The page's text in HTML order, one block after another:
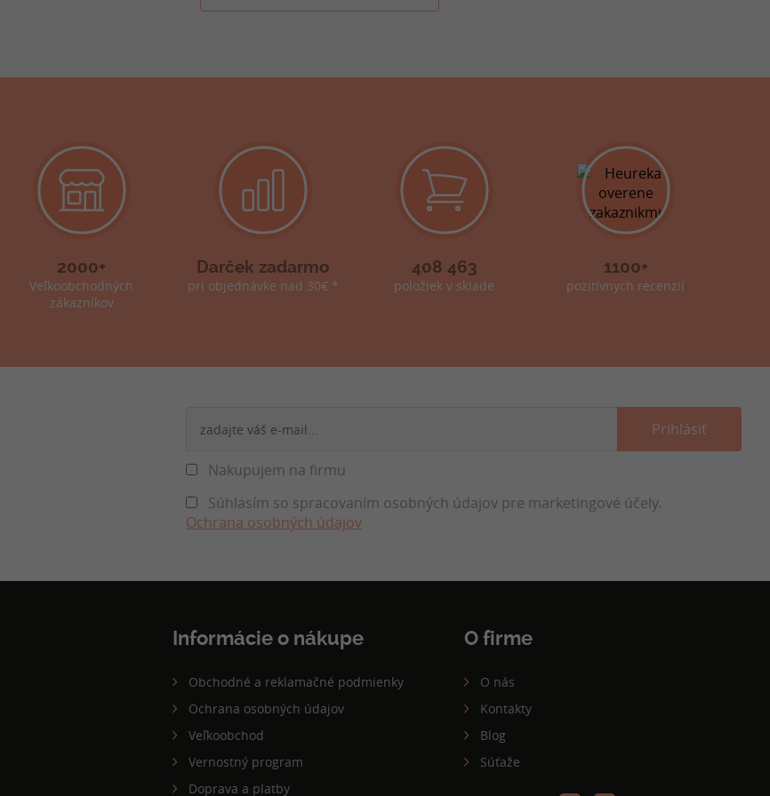
2000+
Veľkoobchodných
zákazníkov
Darček zadarmo
pri objednávke nad 30€ *
408 463
položiek v sklade
1100+
pozitívnych recenzií
Nakupujem na firmu
Súhlasím so spracovaním osobných údajov pre marketingové účely.
Ochrana osobných údajov
Informácie o nákupe
Obchodné a reklamačné podmienky
Ochrana osobných údajov
Veľkoobchod
Vernostný program
Doprava a platby
O firme
O nás
Kontakty
Blog
Súťaže